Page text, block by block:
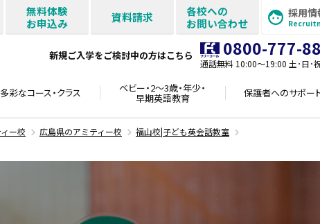
無料体験
お申込み
資料請求
各校への
お問い合わせ
採用情
新規ご入学をご検討中の方はこちら 0800-777-
通話無料 10:00〜19:00 土･日･
多彩なコース・クラス ベビー・2～3歳・年少・
早期英語教育 保護者へのサポー
ー校 広島県のアミティー校
福山校|子ども英会話教室